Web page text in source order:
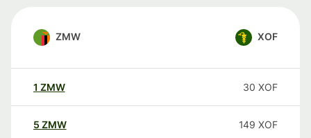
ZMW XOF
1 ZMW 30 XOF
5 ZMW 149 XOF